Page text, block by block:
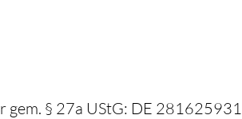
§ 27a UStG: DE 281625931